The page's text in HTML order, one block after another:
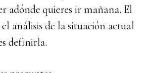
adónde quieres ir mañana. El
análisis de la situación actual
definirla.